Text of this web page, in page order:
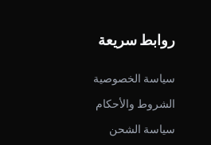
روابط سريعة
سياسة الخصوصية
الشروط والأحكام
سياسة الشحن